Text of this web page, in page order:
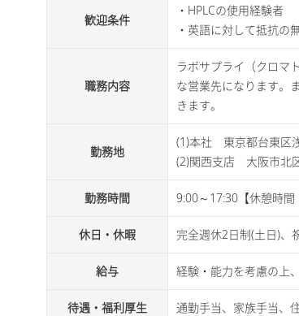
歓迎条件
・HPLCの使用経験者
・英語に対して抵抗の
職務内容
ラボサプライ（クロマ
な営業先になります。
きます。
勤務地
(1)本社 東京都台東区
(2)関西支店 大阪市北
勤務時間 9:00～17:30【休憩時間
休日・休暇 完全週休2日制(土日)、
給与 経験・能力を考慮の上
待遇・福利厚生 通勤手当、家族手当、